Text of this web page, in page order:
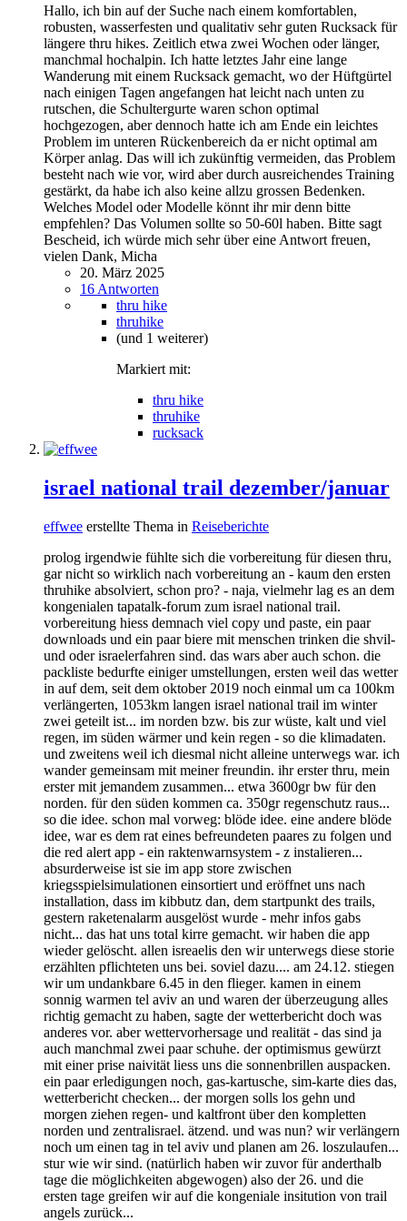
Hallo, ich bin auf der Suche nach einem komfortablen,
robusten, wasserfesten und qualitativ sehr guten Rucksack für
längere thru hikes. Zeitlich etwa zwei Wochen oder länger,
manchmal hochalpin. Ich hatte letztes Jahr eine lange
Wanderung mit einem Rucksack gemacht, wo der Hüftgürtel
nach einigen Tagen angefangen hat leicht nach unten zu
rutschen, die Schultergurte waren schon optimal
hochgezogen, aber dennoch hatte ich am Ende ein leichtes
Problem im unteren Rückenbereich da er nicht optimal am
Körper anlag. Das will ich zukünftig vermeiden, das Problem
besteht nach wie vor, wird aber durch ausreichendes Training
gestärkt, da habe ich also keine allzu grossen Bedenken.
Welches Model oder Modelle könnt ihr mir denn bitte
empfehlen? Das Volumen sollte so 50-60l haben. Bitte sagt
Bescheid, ich würde mich sehr über eine Antwort freuen,
vielen Dank, Micha
20. März 2025
16 Antworten
thru hike
thruhike
(und 1 weiterer)
Markiert mit:
thru hike
thruhike
rucksack
israel national trail dezember/januar
effwee erstellte Thema in Reiseberichte
prolog irgendwie fühlte sich die vorbereitung für diesen thru,
gar nicht so wirklich nach vorbereitung an - kaum den ersten
thruhike absolviert, schon pro? - naja, vielmehr lag es an dem
kongenialen tapatalk-forum zum israel national trail.
vorbereitung hiess demnach viel copy und paste, ein paar
downloads und ein paar biere mit menschen trinken die shvil-
und oder israelerfahren sind. das wars aber auch schon. die
packliste bedurfte einiger umstellungen, ersten weil das wetter
in auf dem, seit dem oktober 2019 noch einmal um ca 100km
verlängerten, 1053km langen israel national trail im winter
zwei geteilt ist... im norden bzw. bis zur wüste, kalt und viel
regen, im süden wärmer und kein regen - so die klimadaten.
und zweitens weil ich diesmal nicht alleine unterwegs war. ich
wander gemeinsam mit meiner freundin. ihr erster thru, mein
erster mit jemandem zusammen... etwa 3600gr bw für den
norden. für den süden kommen ca. 350gr regenschutz raus...
so die idee. schon mal vorweg: blöde idee. eine andere blöde
idee, war es dem rat eines befreundeten paares zu folgen und
die red alert app - ein raktenwarnsystem - z instalieren...
absurderweise ist sie im app store zwischen
kriegsspielsimulationen einsortiert und eröffnet uns nach
installation, dass im kibbutz dan, dem startpunkt des trails,
gestern raketenalarm ausgelöst wurde - mehr infos gabs
nicht... das hat uns total kirre gemacht. wir haben die app
wieder gelöscht. allen isreaelis den wir unterwegs diese storie
erzählten pflichteten uns bei. soviel dazu.... am 24.12. stiegen
wir um undankbare 6.45 in den flieger. kamen in einem
sonnig warmen tel aviv an und waren der überzeugung alles
richtig gemacht zu haben, sagte der wetterbericht doch was
anderes vor. aber wettervorhersage und realität - das sind ja
auch manchmal zwei paar schuhe. der optimismus gewürzt
mit einer prise naivität liess uns die sonnenbrillen auspacken.
ein paar erledigungen noch, gas-kartusche, sim-karte dies das,
wetterbericht checken... der morgen solls los gehn und
morgen ziehen regen- und kaltfront über den kompletten
norden und zentralisrael. ätzend. und was nun? wir verlängern
noch um einen tag in tel aviv und planen am 26. loszulaufen...
stur wie wir sind. (natürlich haben wir zuvor für anderthalb
tage die möglichkeiten abgewogen) also der 26. und die
ersten tage greifen wir auf die kongeniale insitution von trail
angels zurück...